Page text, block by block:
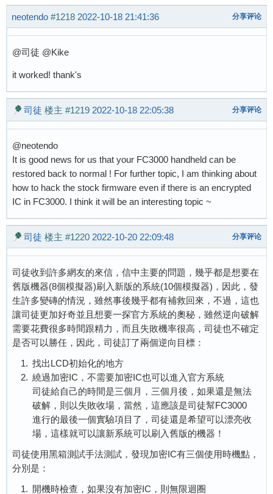
neotendo #1218 2022-10-18 21:41:36 分享评论
@司徒 @Kike
it worked! thank's
司徒 楼主 #1219 2022-10-18 22:05:38 分享评论
@neotendo
It is good news for us that your FC3000 handheld can be
restored back to normal ! For further topic, I am thinking about
how to hack the stock firmware even if there is an encrypted
IC in FC3000. I think it will be an interesting topic ~
司徒 楼主 #1220 2022-10-20 22:09:48 分享评论
司徒收到許多網友的來信，信中主要的問題，幾乎都是想要在
舊版機器(8個模擬器)刷入新版的系統(10個模擬器)，因此，發
生許多變磚的情況，雖然事後幾乎都有補救回來，不過，這也
讓司徒更加好奇並且想要一探官方系統的奧秘，雖然逆向破解
需要花費很多時間跟精力，而且失敗機率很高，司徒也不確定
是否可以勝任，因此，司徒訂了兩個逆向目標：
找出LCD初始化的地方
繞過加密IC，不需要加密IC也可以進入官方系統
司徒給自己的時間是三個月，三個月後，如果還是無法
破解，則以失敗收場，當然，這應該是司徒幫FC3000
進行的最後一個實驗項目了，司徒還是希望可以漂亮收
場，這樣就可以讓新系統可以刷入舊版的機器！
司徒使用黑箱測試手法測試，發現加密IC有三個使用時機點，
分別是：
開機時檢查，如果沒有加密IC，則無限迴圈